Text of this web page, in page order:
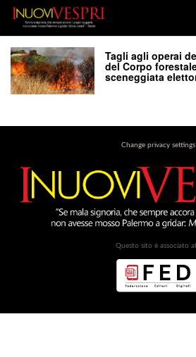
Tagli agli operai
del Corpo
sceneggiata
Change privacy settings
Questo sito è associato